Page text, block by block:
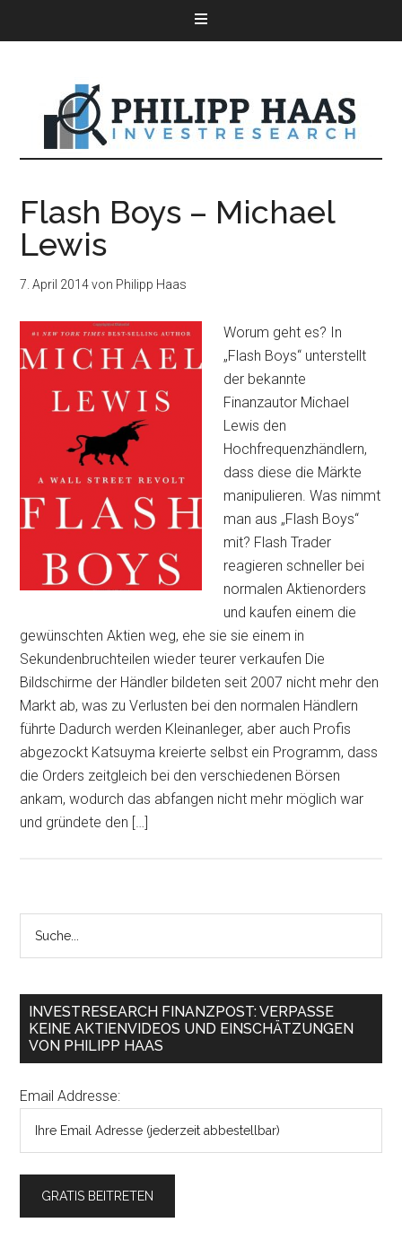
Flash Boys – Michael
Lewis
7. April 2014von Philipp Haas
Worum geht es? In
„Flash Boys“ unterstellt
der bekannte
Finanzautor Michael
Lewis den
Hochfrequenzhändlern,
dass diese die Märkte
manipulieren. Was nimmt
man aus „Flash Boys“
mit? Flash Trader
reagieren schneller bei
normalen Aktienorders
und kaufen einem die
gewünschten Aktien weg, ehe sie sie einem in
Sekundenbruchteilen wieder teurer verkaufen Die
Bildschirme der Händler bildeten seit 2007 nicht mehr den
Markt ab, was zu Verlusten bei den normalen Händlern
führte Dadurch werden Kleinanleger, aber auch Profis
abgezockt Katsuyma kreierte selbst ein Programm, dass
die Orders zeitgleich bei den verschiedenen Börsen
ankam, wodurch das abfangen nicht mehr möglich war
und gründete den […]
INVESTRESEARCH FINANZPOST: VERPASSE
KEINE AKTIENVIDEOS UND EINSCHÄTZUNGEN
VON PHILIPP HAAS
Email Addresse: